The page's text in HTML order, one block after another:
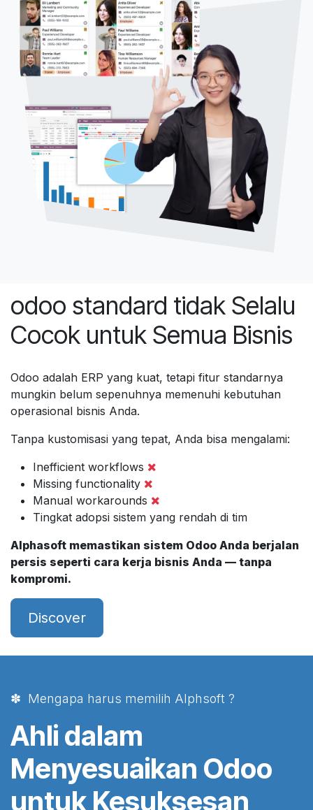
odoo standard tidak Selalu
Cocok untuk Semua Bisnis
Odoo adalah ERP yang kuat, tetapi fitur standarnya
mungkin belum sepenuhnya memenuhi kebutuhan
operasional bisnis Anda.
Tanpa kustomisasi yang tepat, Anda bisa mengalami:
Inefficient workflows
Missing functionality
Manual workarounds
Tingkat adopsi sistem yang rendah di tim
Alphasoft memastikan sistem Odoo Anda berjalan
persis seperti cara kerja bisnis Anda — tanpa
kompromi.
Discover
✽ Mengapa harus memilih Alphsoft ?
Ahli dalam
Menyesuaikan Odoo
untuk Kesuksesan